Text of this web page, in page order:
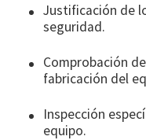
Justificación de
seguridad.
Comprobación
fabricación del
Inspección
equipo.